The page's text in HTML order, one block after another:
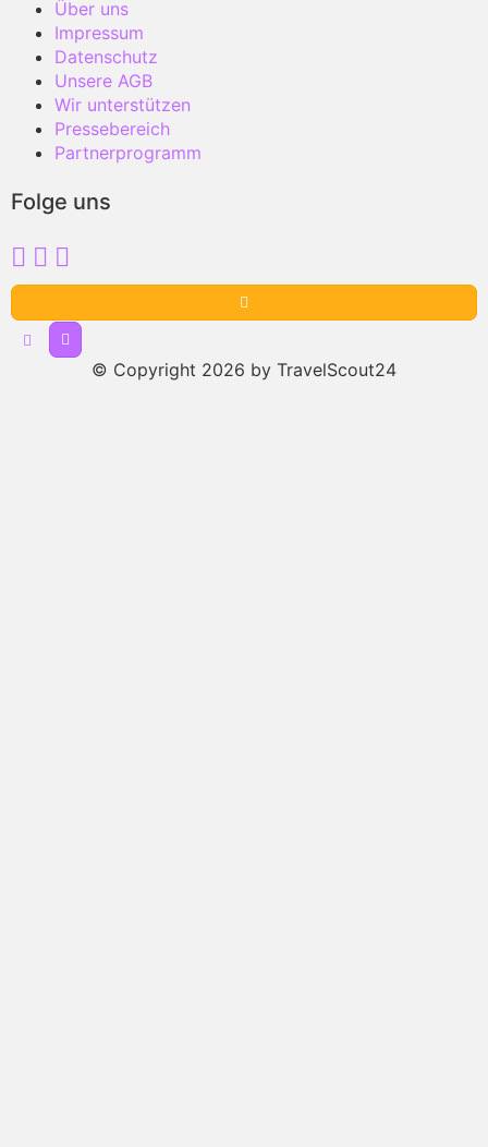
Über uns
Impressum
Datenschutz
Unsere AGB
Wir unterstützen
Pressebereich
Partnerprogramm
Folge uns
© Copyright 2026 by TravelScout24